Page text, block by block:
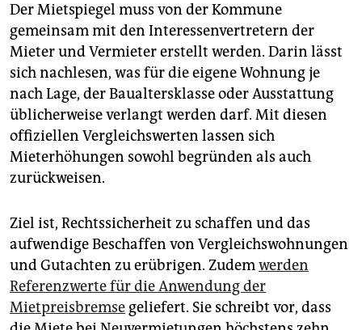
Der Mietspiegel muss von der Kommune
gemeinsam mit den Interessenvertretern der
Mieter und Vermieter erstellt werden. Darin lässt
sich nachlesen, was für die eigene Wohnung je
nach Lage, der Baualtersklasse oder Ausstattung
üblicherweise verlangt werden darf. Mit diesen
offiziellen Vergleichswerten lassen sich
Mieterhöhungen sowohl begründen als auch
zurückweisen.
Ziel ist, Rechtssicherheit zu schaffen und das
aufwendige Beschaffen von Vergleichswohnungen
und Gutachten zu erübrigen. Zudemwerden
Referenzwerte für die Anwendung der
Mietpreisbremse geliefert. Sie schreibt vor, dass